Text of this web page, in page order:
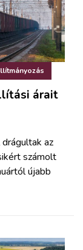
árait
az
számolt
újabb